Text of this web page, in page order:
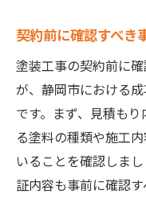
契約前に確認すべき
塗装工事の契約前に
が、静岡市における
です。まず、見積も
る塗料の種類や施工
いることを確認しま
証内容も事前に確認